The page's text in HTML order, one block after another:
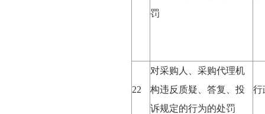
罚
22
对采购人、采购代理机
构违反质疑、答复、投
诉规定的行为的处罚
行